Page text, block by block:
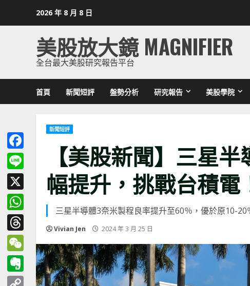
2026 年 8 月 8 日
美股放大鏡 MAGNIFIER
全台最大美股研究報告平台
首頁 新聞短評 盤勢分析 研究報告 美股學院
新聞短評
【美股新聞】三星
幅提升，挑戰台積電
三星半導體3奈米製程良率提升至60％，優於原10-
Vivian Jen 2024 年 3 月 25 日
Facebook
Line
X
WhatsApp
Threads
WeChat
Evernote